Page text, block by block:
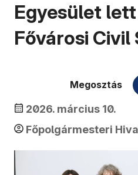
Egyesület
Fővárosi Civil
2026. március 10.
Főpolgármesteri
Megosztás